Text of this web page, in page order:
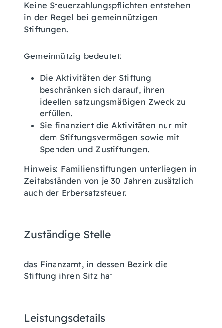
Keine Steuerzahlungspflichten entstehen
in der Regel bei gemeinnützigen
Stiftungen.
Gemeinnützig bedeutet:
Die Aktivitäten der Stiftung
beschränken sich darauf, ihren
ideellen satzungsmäßigen Zweck zu
erfüllen.
Sie finanziert die Aktivitäten nur mit
dem Stiftungsvermögen sowie mit
Spenden und Zustiftungen.
Hinweis: Familienstiftungen unterliegen in
Zeitabständen von je 30 Jahren zusätzlich
auch der Erbersatzsteuer.
Zuständige Stelle
das Finanzamt, in dessen Bezirk die
Stiftung ihren Sitz hat
Leistungsdetails